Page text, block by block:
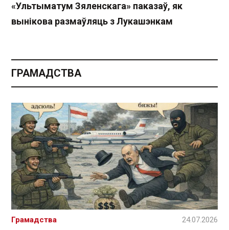
«Ультыматум Зяленскага» паказаў, як
вынікова размаўляць з Лукашэнкам
ГРАМАДСТВА
Грамадства 24.07.2026